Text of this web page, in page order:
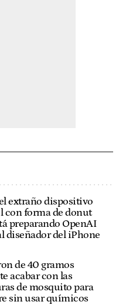
extraño dispositivo
con forma de donut
preparando OpenAI
diseñador del iPhone
de 40 gramos
acabar con las
de mosquito para
sin usar químicos